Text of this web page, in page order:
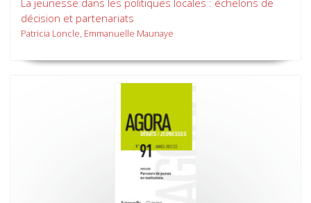
décision et partenariats
Patricia Loncle, Emmanuelle Maunaye